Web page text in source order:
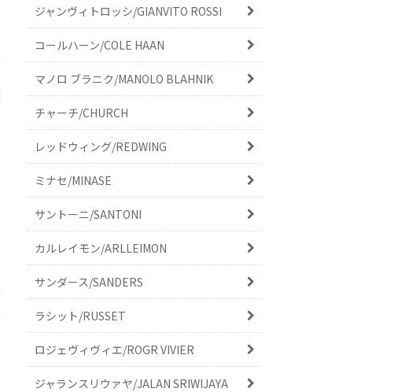
ジャンヴィトロッシ/GIANVITO ROSSI
コールハーン/COLE HAAN
マノロ ブラニク/MANOLO BLAHNIK
チャーチ/CHURCH
レッドウィング/REDWING
ミナセ/MINASE
サントーニ/SANTONI
カルレイモン/ARLLEIMON
サンダース/SANDERS
ラシット/RUSSET
ロジェヴィヴィエ/ROGR VIVIER
ジャランスリウァヤ/JALAN SRIWIJAYA